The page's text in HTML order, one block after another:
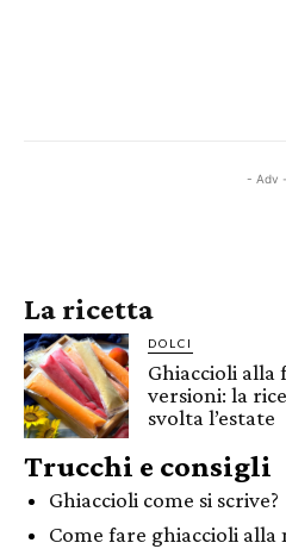
- Adv -
La ricetta
DOLCI
Ghiaccioli
versioni: la
svolta l’estate
Trucchi e consigli
Ghiaccioli come si scrive?
Come fare ghiaccioli alla